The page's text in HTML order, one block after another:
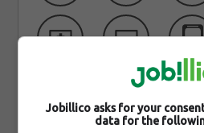
Jobillico asks for your
data for the